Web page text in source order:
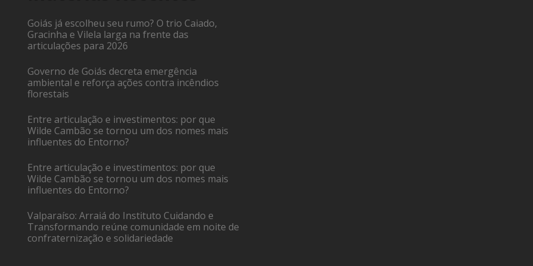
Goiás já escolheu seu rumo? O trio Caiado,
Gracinha e Vilela larga na frente das
articulações para 2026
Governo de Goiás decreta emergência
ambiental e reforça ações contra incêndios
florestais
Entre articulação e investimentos: por que
Wilde Cambão se tornou um dos nomes mais
influentes do Entorno?
Entre articulação e investimentos: por que
Wilde Cambão se tornou um dos nomes mais
influentes do Entorno?
Valparaíso: Arraiá do Instituto Cuidando e
Transformando reúne comunidade em noite de
confraternização e solidariedade